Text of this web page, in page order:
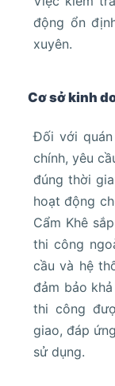
động ổn
xuyên.
Cơ sở kinh
Đối với
chính, yêu
đúng thời
hoạt động
Cẩm Khê
thi công
cầu và hệ
đảm bảo
thi công
giao, đáp
sử dụng.